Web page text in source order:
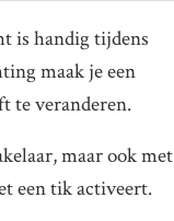
is handig tijdens
maak je een
te veranderen.
maar ook met
een tik activeert.